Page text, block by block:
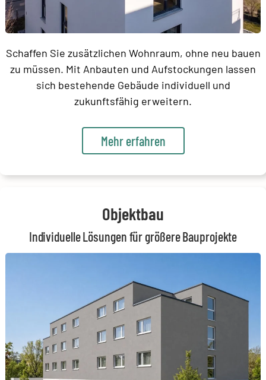
Schaffen Sie zusätzlichen Wohnraum, ohne neu bauen
zu müssen. Mit Anbauten und Aufstockungen lassen
sich bestehende Gebäude individuell und
zukunftsfähig erweitern.
Mehr erfahren
Objektbau
Individuelle Lösungen für größere Bauprojekte